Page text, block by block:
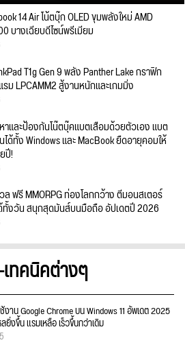
14 Air โน้ตบุ๊ก OLED ขุมพลังใหม่ AMD
บางเฉียบดีไซน์พรีเมียม
T1g Gen 9 พลัง Panther Lake กราฟิก
รม LPCAMM2 สู้งานหนักและเกมมิ่ง
และป้องกันโน๊ตบุ๊คแบตเสื่อมด้วยตัวเอง แบต
ด้ทั้ง Windows และ MacBook ยืดอายุคอมให้
ปี!
ล ฟรี MMORPG ท่องโลกกว้าง ตีมอนสเตอร์
ทั้งวัน สนุกสุดมันส์บนมือถือ อัปเดตปี 2026
ทคนิคต่างๆ
าน Google Chrome บน Windows 11 อัพเดต 2025
ยิ่งขึ้น แรมเหลือ เร็วขึ้นกว่าเดิม